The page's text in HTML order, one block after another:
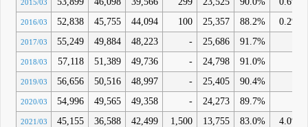
2015/03
2016/03 52,838 45,755 44,094 100 25,357 88.2% 0.2%
2017/03 55,249 49,884 48,223 - 25,686 91.7%
2018/03 57,118 51,389 49,736 - 24,798 91.0%
2019/03 56,656 50,516 48,997 - 25,405 90.4%
2020/03 54,996 49,565 49,358 - 24,273 89.7%
2021/03 45,155 36,588 42,499 1,500 13,755 83.0% 4.0%